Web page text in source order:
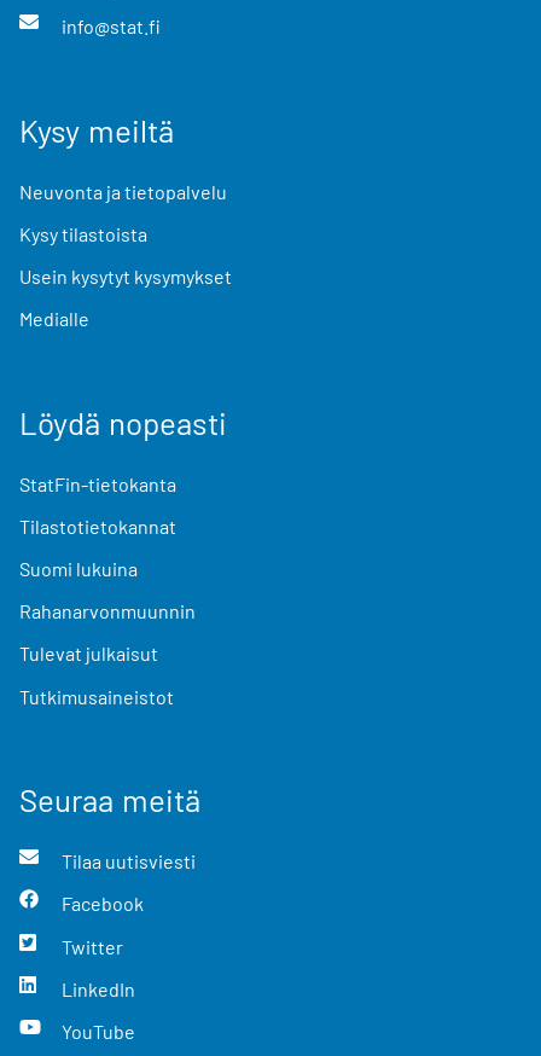
info@stat.fi
Kysy meiltä
Neuvonta ja tietopalvelu
Kysy tilastoista
Usein kysytyt kysymykset
Medialle
Löydä nopeasti
StatFin-tietokanta
Tilastotietokannat
Suomi lukuina
Rahanarvonmuunnin
Tulevat julkaisut
Tutkimusaineistot
Seuraa meitä
Tilaa uutisviesti
Facebook
Twitter
LinkedIn
YouTube